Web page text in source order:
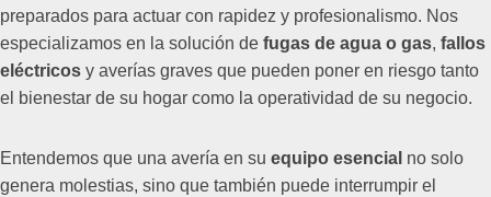
preparados para actuar con rapidez y profesionalismo. Nos
especializamos en la solución de fugas de agua o gas, fallos
eléctricos y averías graves que pueden poner en riesgo tanto
el bienestar de su hogar como la operatividad de su negocio.
Entendemos que una avería en su equipo esencial no solo
genera molestias, sino que también puede interrumpir el